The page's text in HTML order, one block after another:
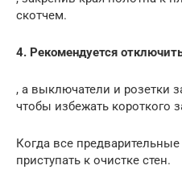
скотчем.
4. Рекомендуется
, а выключатели и розетки
чтобы избежать короткого
Когда все
приступать к очистке стен.